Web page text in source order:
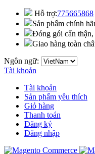
Hỗ trợ:775665868
Sản phẩm chính
Đóng gói cẩn
Giao hàng toàn
Ngôn ngữ:
Tài khoản
Tài khoản
Sản phẩm yêu thích
Giỏ hàng
Thanh toán
Đăng ký
Đăng nhập